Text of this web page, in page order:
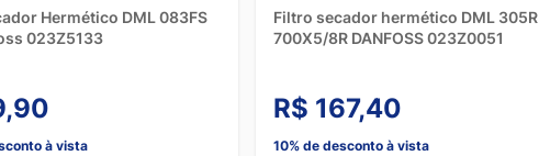
Hermético DML 083FS
023Z5133
à vista
Filtro secador hermético DML 305R
700X5/8R DANFOSS 023Z0051
R$ 167,40
10% de desconto à vista